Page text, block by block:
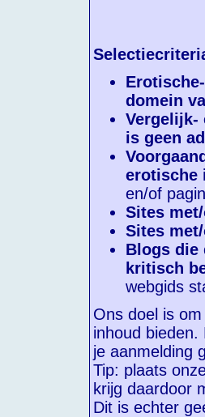
domein
Vergelijk-
is geen
erotische
en/of
Sites
Sites
Blogs die
kritisch
webgids
Ons doel is
inhoud
je aanmelding
Tip: plaats
krijg daardoor
Dit is echter